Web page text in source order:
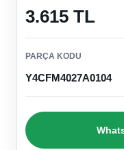
3.615 TL
PARÇA KODU
Y4CFM4027A0104